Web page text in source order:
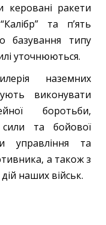
керовані ракети
та п’ять
базування типу
уточнюються.
наземних
виконувати
боротьби,
та бойової
управління та
а також з
наших військ.